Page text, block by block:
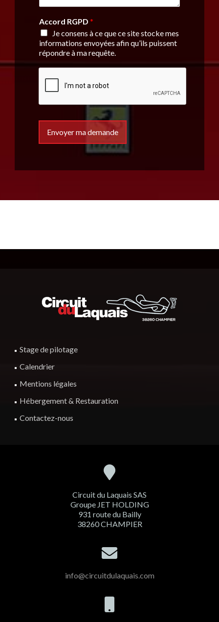
Accord RGPD*
Je consens à ce que ce site stocke mes
informations envoyées afin qu’ils puissent
répondre à ma requête.
Envoyer ma demande
Stage de pilotage
Calendrier
Mentions légales
Hébergement & Restauration
Contactez-nous
Circuit du Laquais SAS
Groupe JET HOLDING
931 route du Bailly
38260 CHAMPIER
info@circuitdulaquais.com